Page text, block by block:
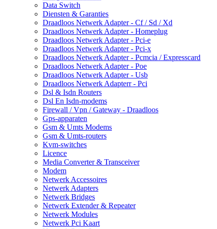
Data Switch
Diensten & Garanties
Draadloos Netwerk Adapter - Cf / Sd / Xd
Draadloos Netwerk Adapter - Homeplug
Draadloos Netwerk Adapter - Pci-e
Draadloos Netwerk Adapter - Pci-x
Draadloos Netwerk Adapter - Pcmcia / Expresscard
Draadloos Netwerk Adapter - Poe
Draadloos Netwerk Adapter - Usb
Draadloos Netwerk Adapterr - Pci
Dsl & Isdn Routers
Dsl En Isdn-modems
Firewall / Vpn / Gateway - Draadloos
Gps-apparaten
Gsm & Umts Modems
Gsm & Umts-routers
Kvm-switches
Licence
Media Converter & Transceiver
Modem
Netwerk Accessoires
Netwerk Adapters
Netwerk Bridges
Netwerk Extender & Repeater
Netwerk Modules
Netwerk Pci Kaart